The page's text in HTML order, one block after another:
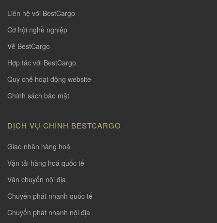
Liên hệ với BestCargo
Cơ hội nghề nghiệp
Về BestCargo
Hợp tác với BestCargo
Quy chế hoạt động website
Chính sách bảo mật
DỊCH VỤ CHÍNH BESTCARGO
Giao nhận hàng hoá
Vận tải hàng hoá quốc tế
Vận chuyển nội địa
Chuyển phát nhanh quốc tế
Chuyển phát nhanh nội địa